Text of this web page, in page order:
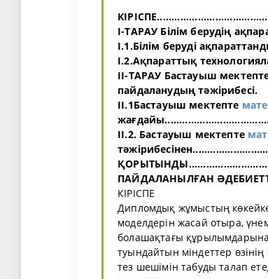
І-ТАРАУ Білім берудің
І.1.Білім беруді
І.2.Ақпараттық
ІІ-ТАРАУ Бастауыш
пайдаланудың тәжірибесі.
ІІ.1Бастауыш мектепте
ІІ.2. Бастауыш мектепте
ПАЙДАЛАНЫЛҒАН
КІРІСПЕ
Дипломдық жұмыстың
моделдерін жасай отыра,
болашақтағы
туындайтын міндеттер
тез шешімін табуды талап